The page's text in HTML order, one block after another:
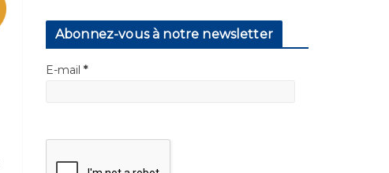
Abonnez-vous à notre newsletter
E-mail *